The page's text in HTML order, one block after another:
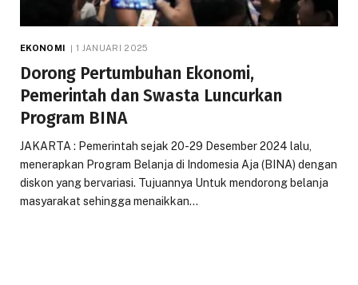
EKONOMI 1 JANUARI 2025
Dorong Pertumbuhan Ekonomi,
Pemerintah dan Swasta Luncurkan
Program BINA
JAKARTA : Pemerintah sejak 20-29 Desember 2024 lalu,
menerapkan Program Belanja di Indomesia Aja (BINA) dengan
diskon yang bervariasi. Tujuannya Untuk mendorong belanja
masyarakat sehingga menaikkan…